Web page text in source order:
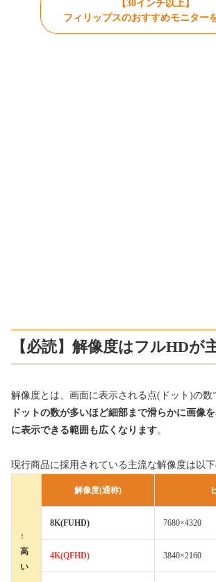
【30インチ以上】
フィリップスのおすすめモニター
【必読】解像度はフルHDが
解像度とは、画面に表示される点(ドット)の数
ドットの数が多いほど細部まで滑らかに画像
に表示できる範囲も広くなります。
現行商品に採用されている主流な解像度は以下
↑
高
い
解像度(通称)
8K(FUHD) 7680×4320
4K(QFHD) 3840×2160